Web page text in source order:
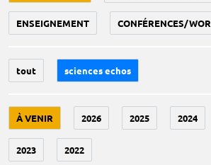
ENSEIGNEMENT CONFÉRENCES/
tout sciences echos
À VENIR 2026 2025 2024
2023 2022